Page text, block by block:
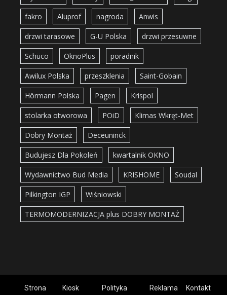
fakro Aluprof nagroda Anwis
drzwi tarasowe G-U Polska drzwi przesuwne
Schüco OknoPlus poradnik
Awilux Polska przeszklenia Saint-Gobain
Hörmann Polska Pagen Krispol
stolarka otworowa POiD Klimas Wkręt-Met
Dobry Montaż Deceuninck
Budujesz Dla Pokoleń kwartalnik OKNO
Wydawnictwo Bud Media KRISHOME Soudal
Pilkington IGP Wiśniowski
TERMOMODERNIZACJA plus DOBRY MONTAŻ
Strona
Kiosk
Polityka
Reklama Kontakt